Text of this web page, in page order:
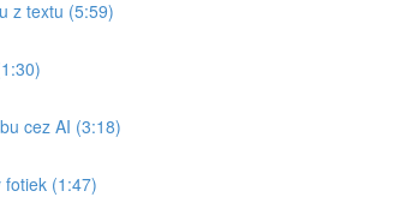
z textu (5:59)
cez AI (3:18)
fotiek (1:47)